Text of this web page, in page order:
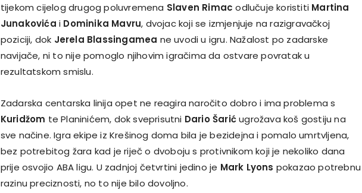
tijekom cijelog drugog poluvremena Slaven Rimac odlučuje koristiti Martina
Junakovića i Dominika Mavru, dvojac koji se izmjenjuje na razigravačkoj
poziciji, dok Jerela Blassingamea ne uvodi u igru. Nažalost po zadarske
navijače, ni to nije pomoglo njihovim igračima da ostvare povratak u
rezultatskom smislu.
Zadarska centarska linija opet ne reagira naročito dobro i ima problema s
Kuridžom te Planinićem, dok sveprisutni Dario Šarićugrožava koš gostiju na
sve načine. Igra ekipe iz Krešinog doma bila je bezidejna i pomalo umrtvljena,
bez potrebitog žara kad je riječ o dvoboju s protivnikom koji je nekoliko dana
prije osvojio ABA ligu. U zadnjoj četvrtini jedino je Mark Lyons pokazao potrebnu
razinu preciznosti, no to nije bilo dovoljno.